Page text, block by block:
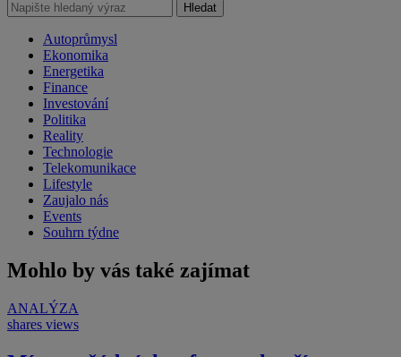
Hledat
Autoprůmysl
Ekonomika
Energetika
Finance
Investování
Politika
Reality
Technologie
Telekomunikace
Lifestyle
Zaujalo nás
Events
Souhrn týdne
Mohlo by vás také zajímat
ANALÝZA
shares views